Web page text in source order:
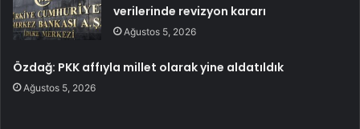
verilerinde revizyon kararı
Ağustos 5, 2026
Özdağ: PKK affıyla millet olarak yine aldatıldık
Ağustos 5, 2026